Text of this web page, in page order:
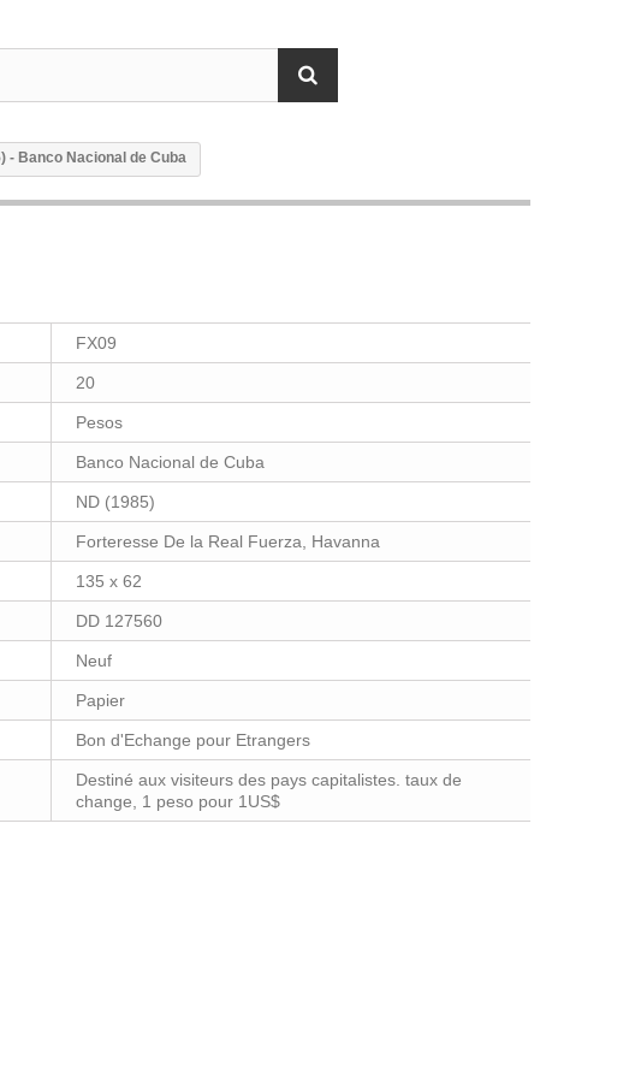
- Banco Nacional de Cuba
FX09
20
Pesos
Banco Nacional de Cuba
ND (1985)
Forteresse De la Real Fuerza, Havanna
135 x 62
DD 127560
Neuf
Papier
Bon d'Echange pour Etrangers
Destiné aux visiteurs des pays capitalistes. taux de
change, 1 peso pour 1US$